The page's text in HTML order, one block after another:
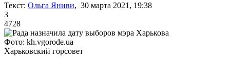
Текст: Ольга Яниви, 30 марта 2021, 19:38
3
4728
Фото: kh.vgorode.ua
Харьковский горсовет